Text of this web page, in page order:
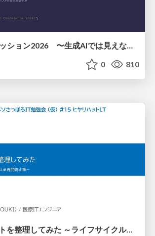
PHP初心者セッション2026 〜生成AIでは見えない裏側を知る：今だからLAMPを通して仕組みを学ぶ〜
0 810
ITヒヤリハットを整理してみた ～ライフサイクルと原因から考える再発防止策～